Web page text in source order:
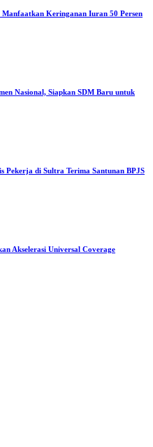
Keringanan Iuran 50 Persen
Nasional, Siapkan SDM Baru untuk
Pekerja di Sultra Terima Santunan BPJS
Akselerasi Universal Coverage